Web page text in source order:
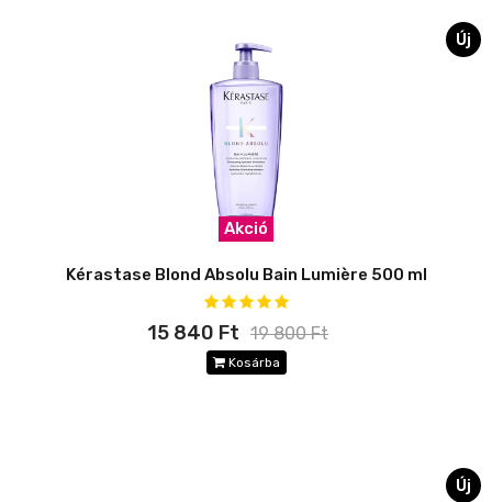
Új
Akció
Kérastase Blond Absolu Bain Lumière 500 ml
15 840 Ft 19 800 Ft
Kosárba
Új